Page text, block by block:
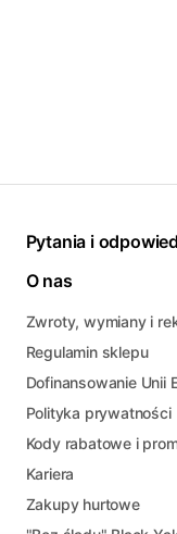
Pytania i
O nas
Zwroty, wymiany i
Regulamin sklepu
Dofinansowanie Unii
Polityka prywatności
Kody rabatowe i
Kariera
Zakupy hurtowe